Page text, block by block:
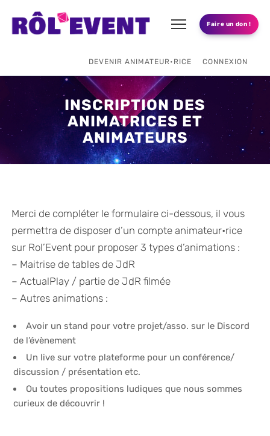
Faire un don !
DEVENIR ANIMATEUR•RICE CONNEXION
INSCRIPTION DES
ANIMATRICES ET
ANIMATEURS
Merci de compléter le formulaire ci-dessous, il vous
permettra de disposer d’un compte animateur•rice
sur Rol’Event pour proposer 3 types d’animations :
– Maitrise de tables de JdR
– ActualPlay / partie de JdR filmée
– Autres animations :
Avoir un stand pour votre projet/asso. sur le Discord
de l’évènement
Un live sur votre plateforme pour un conférence/
discussion / présentation etc.
Ou toutes propositions ludiques que nous sommes
curieux de découvrir !